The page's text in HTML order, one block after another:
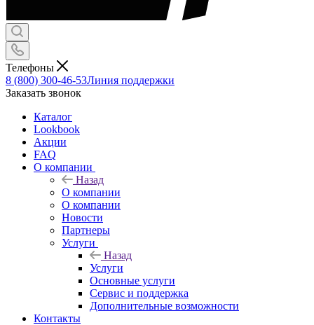
Телефоны
8 (800) 300-46-53Линия поддержки
Заказать звонок
Каталог
Lookbook
Акции
FAQ
О компании
Назад
О компании
О компании
Новости
Партнеры
Услуги
Назад
Услуги
Основные услуги
Сервис и поддержка
Дополнительные возможности
Контакты